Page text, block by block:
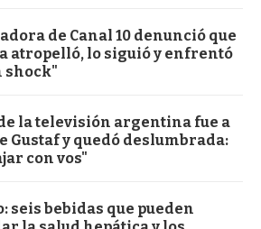
de Canal 10 denunció que
atropelló, lo siguió y enfrentó
shock"
la televisión argentina fue a
Gustaf y quedó deslumbrada:
con vos"
seis bebidas que pueden